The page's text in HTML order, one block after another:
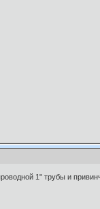
1" трубы и